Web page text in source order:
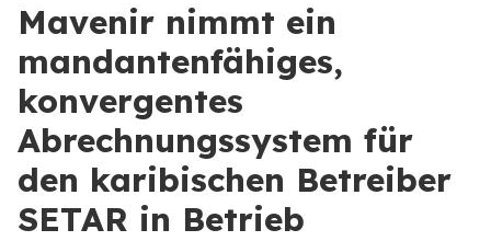
Mavenir nimmt ein
mandantenfähiges,
konvergentes
Abrechnungssystem für
den karibischen Betreiber
SETAR in Betrieb